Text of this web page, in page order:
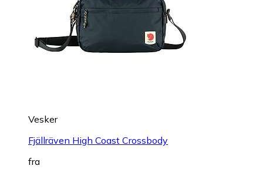
Vesker
Fjällräven High Coast Crossbody
fra